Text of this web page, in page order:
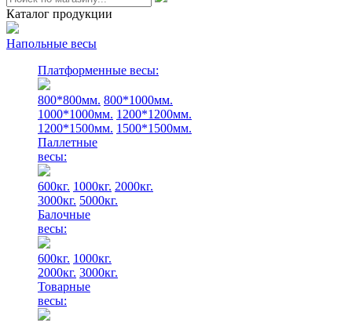
Каталог продукции
Напольные весы
Платформенные весы:
800*800мм. 800*1000мм.
1000*1000мм. 1200*1200мм.
1200*1500мм. 1500*1500мм.
Паллетные
весы:
600кг. 1000кг. 2000кг.
3000кг. 5000кг.
Балочные
весы:
600кг. 1000кг.
2000кг. 3000кг.
Товарные
весы: